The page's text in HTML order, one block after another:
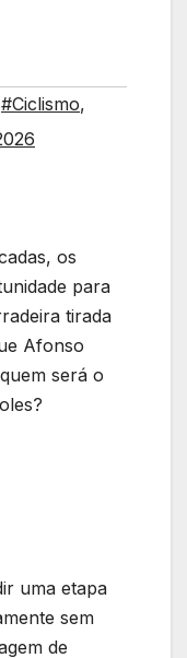
#Ciclismo,
os
para
tirada
Afonso
será o
uma etapa
sem
de